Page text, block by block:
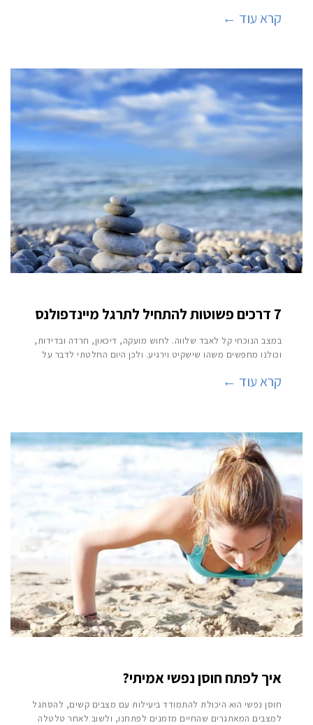
קרא עוד ←
7 דרכים פשוטות להתחיל לתרגל מיינדפולנס
במצב הנוכחי קל לאבד שלווה. לחוש מועקה, דיכאון, חרדה ובדידות,
וכולנו מחפשים משהו שישקיט וירגיע. ולכן היום החלטתי לדבר על
קרא עוד ←
איך לפתח חוסן נפשי אמיתי?
חוסן נפשי הוא היכולת להתמודד ביעילות עם מצבים קשים, להסתגל
למצבים המאתגרים שהחיים מזמנים לפתחנו, ולשוב לאחר טלטלה